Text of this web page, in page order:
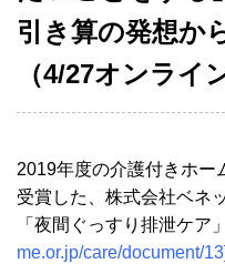
引き算の発想か
（4/27オンライ
2019年度の介護付きホー
受賞した、株式会社ベネ
「夜間ぐっすり排泄ケア
me.or.jp/care/document/13